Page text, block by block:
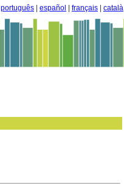
português español français català